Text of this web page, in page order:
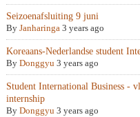
Seizoenafsluiting 9 juni
By Janharinga 3 years ago
Koreaans-Nederlandse student
By Donggyu 3 years ago
Student International Business -
internship
By Donggyu 3 years ago